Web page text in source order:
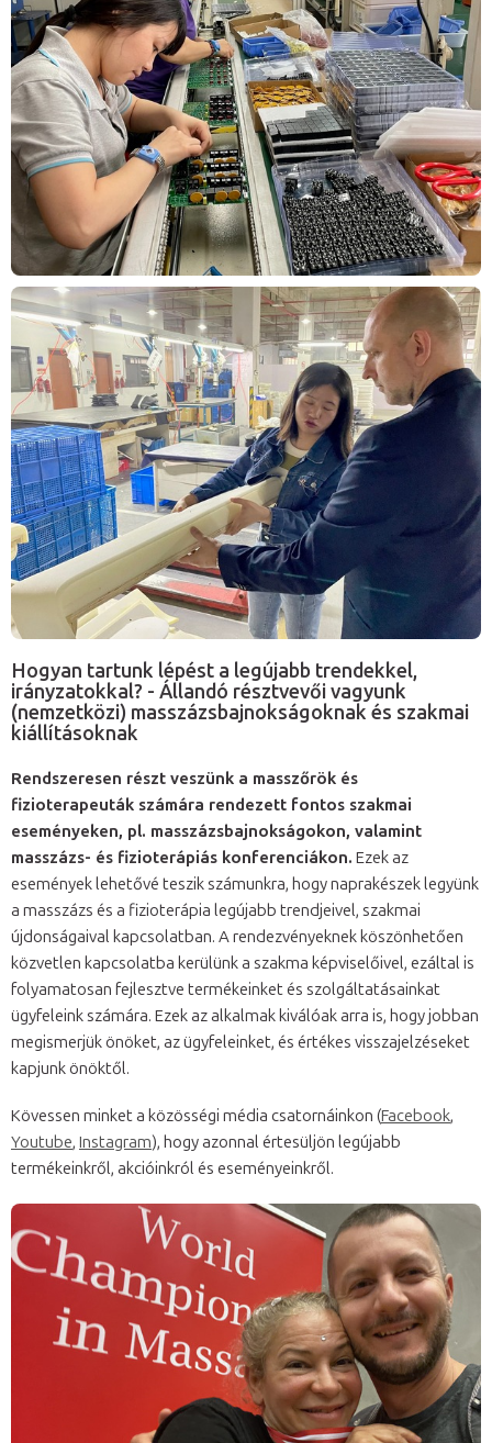
Hogyan tartunk lépést a legújabb trendekkel,
irányzatokkal? - Állandó résztvevői vagyunk
(nemzetközi) masszázsbajnokságoknak és szakmai
kiállításoknak
Rendszeresen részt veszünk a masszőrök és
fizioterapeuták számára rendezett fontos szakmai
eseményeken, pl. masszázsbajnokságokon, valamint
masszázs- és fizioterápiás konferenciákon. Ezek az
események lehetővé teszik számunkra, hogy naprakészek legyünk
a masszázs és a fizioterápia legújabb trendjeivel, szakmai
újdonságaival kapcsolatban. A rendezvényeknek köszönhetően
közvetlen kapcsolatba kerülünk a szakma képviselőivel, ezáltal is
folyamatosan fejlesztve termékeinket és szolgáltatásainkat
ügyfeleink számára. Ezek az alkalmak kiválóak arra is, hogy jobban
megismerjük önöket, az ügyfeleinket, és értékes visszajelzéseket
kapjunk önöktől.
Kövessen minket a közösségi média csatornáinkon (Facebook,
Youtube, Instagram), hogy azonnal értesüljön legújabb
termékeinkről, akcióinkról és eseményeinkről.